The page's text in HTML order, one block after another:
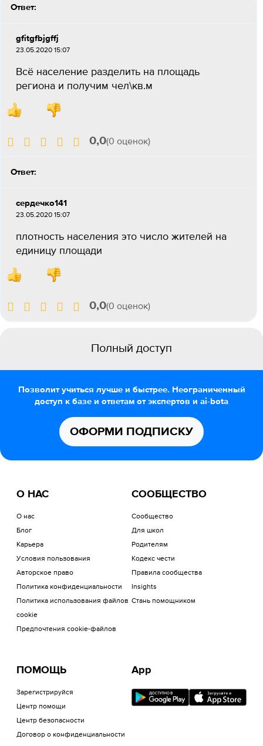
Ответ:
gfitgfbjgffj
23.05.2020 15:07
Всё население разделить на площадь
региона и получим чел\кв.м
0,0(0 оценок)
Ответ:
сердечко141
23.05.2020 15:07
плотность населения это число жителей на
единицу площади
0,0(0 оценок)
Полный доступ
Позволит учиться лучше и быстрее. Неограниченный
доступ к базе и ответам от экспертов и ai-bota
ОФОРМИ ПОДПИСКУ
О НАС
О нас
Блог
Карьера
Условия пользования
Авторское право
Политика конфиденциальности
Политика использования файлов
cookie
Предпочтения cookie-файлов
СООБЩЕСТВО
Сообщество
Для школ
Родителям
Кодекс чести
Правила сообщества
Insights
Стань помощником
ПОМОЩЬ
Зарегистрируйся
Центр помощи
Центр безопасности
Договор о конфиденциальности
App